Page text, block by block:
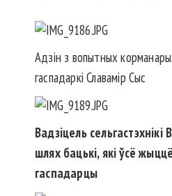
Адзін з вопытных
гаспадаркі Славамір Сыс
Вадзіцель сельгастэхнікі
шлях бацькі, які ўсё
гаспадарцы